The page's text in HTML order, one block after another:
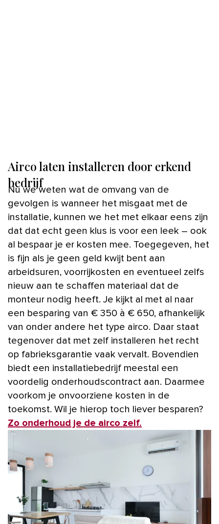
Airco laten installeren door erkend
bedrijf
Nu we weten wat de omvang van de
gevolgen is wanneer het misgaat met de
installatie, kunnen we het met elkaar eens zijn
dat dat echt geen klus is voor een leek – ook
al bespaar je er kosten mee. Toegegeven, het
is fijn als je geen geld kwijt bent aan
arbeidsuren, voorrijkosten en eventueel zelfs
nieuw aan te schaffen materiaal dat de
monteur nodig heeft. Je kijkt al met al naar
een besparing van € 350 à € 650, afhankelijk
van onder andere het type airco. Daar staat
tegenover dat met zelf installeren het recht
op fabrieksgarantie vaak vervalt. Bovendien
biedt een installatiebedrijf meestal een
voordelig onderhoudscontract aan. Daarmee
voorkom je onvoorziene kosten in de
toekomst. Wil je hierop toch liever besparen?
Zo onderhoud je de airco zelf.